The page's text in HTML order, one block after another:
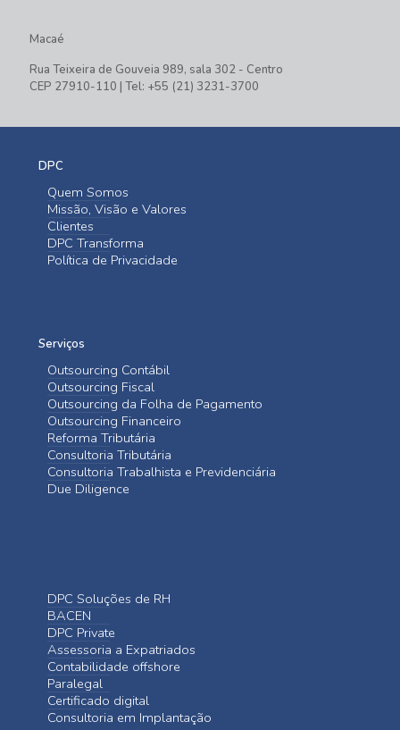
Macaé
Rua Teixeira de Gouveia 989, sala 302 - Centro
CEP 27910-110 | Tel: +55 (21) 3231-3700
DPC
Quem Somos
Missão, Visão e Valores
Clientes
DPC Transforma
Política de Privacidade
Serviços
Outsourcing Contábil
Outsourcing Fiscal
Outsourcing da Folha de Pagamento
Outsourcing Financeiro
Reforma Tributária
Consultoria Tributária
Consultoria Trabalhista e Previdenciária
Due Diligence
DPC Soluções de RH
BACEN
DPC Private
Assessoria a Expatriados
Contabilidade offshore
Paralegal
Certificado digital
Consultoria em Implantação